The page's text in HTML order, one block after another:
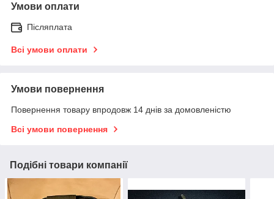
Умови оплати
Післяплата
Всі умови оплати
Умови повернення
Повернення товару впродовж 14 днів за домовленістю
Всі умови повернення
Подібні товари компанії